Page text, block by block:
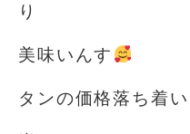
り
美味いんす
タンの価格落ち着